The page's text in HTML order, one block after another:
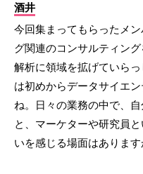
酒井
今回集まってもらったメ
グ関連のコンサルティン
解析に領域を拡げていら
は初めからデータサイエ
ね。日々の業務の中で、
と、マーケターや研究員
いを感じる場面はあります